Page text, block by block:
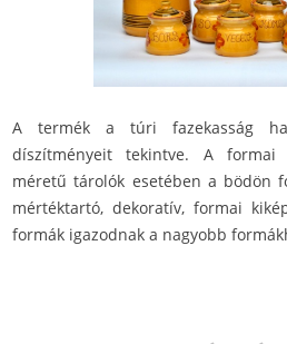
A termék a túri fazekasság
díszítményeit tekintve. A formai
méretű tárolók esetében a bödön
mértéktartó, dekoratív, formai
formák igazodnak a nagyobb